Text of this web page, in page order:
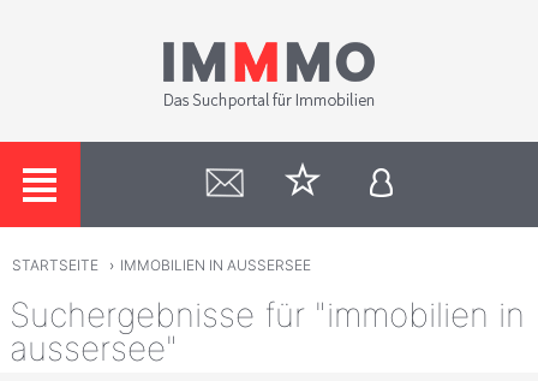
STARTSEITE › IMMOBILIEN IN AUSSERSEE
Suchergebnisse für "immobilien in
aussersee"